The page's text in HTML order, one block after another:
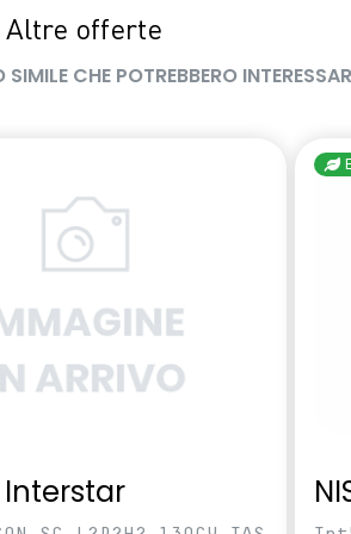
Altre offerte
CHE POTREBBERO
Interstar